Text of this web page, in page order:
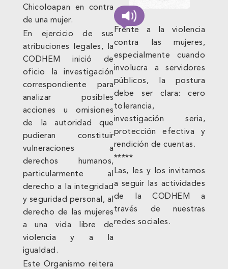
Chicoloapan en contra
de una mujer.
En ejercicio de sus
atribuciones legales, la
CODHEM inició de
oficio la investigación
correspondiente para
analizar posibles
acciones u omisiones
de la autoridad que
pudieran constituir
vulneraciones a
derechos humanos,
particularmente al
derecho a la integridad
y seguridad personal, al
derecho de las mujeres
a una vida libre de
violencia y a la
igualdad.
Este Organismo reitera
Frente a la violencia
contra las mujeres,
especialmente cuando
involucra a servidores
públicos, la postura
debe ser clara: cero
tolerancia,
investigación seria,
protección efectiva y
rendición de cuentas.
*****
Las, les y los invitamos
a seguir las actividades
de la CODHEM a
través de nuestras
redes sociales.